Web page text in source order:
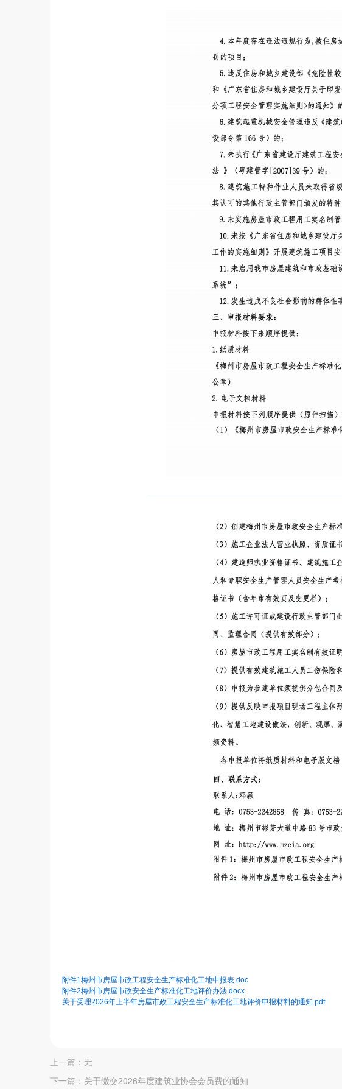
附件1梅州市房屋市政工程安全生产标准化工地申报表.doc
附件2梅州市房屋市政安全生产标准化工地评价办法.docx
关于受理2026年上半年房屋市政工程安全生产标准化工地评价申报材料的通知.pdf
上一篇： 无
下一篇： 关于缴交2026年度建筑业协会会员费的通知